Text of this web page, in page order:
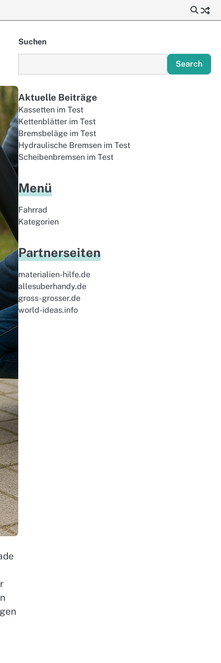
Suchen
Search
Aktuelle Beiträge
Kassetten im Test
Kettenblätter im Test
Bremsbeläge im Test
Hydraulische Bremsen im Test
Scheibenbremsen im Test
Menü
Fahrrad
Kategorien
Partnerseiten
materialien-hilfe.de
allesuberhandy.de
gross-grosser.de
world-ideas.info